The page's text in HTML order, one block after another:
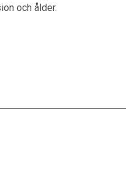
och ålder.